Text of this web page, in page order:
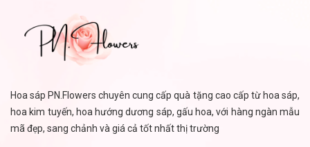
Hoa sáp PN.Flowers chuyên cung cấp quà tặng cao cấp từ hoa sáp,
hoa kim tuyến, hoa hướng dương sáp, gấu hoa, với hàng ngàn mẫu
mã đẹp, sang chảnh và giá cả tốt nhất thị trường